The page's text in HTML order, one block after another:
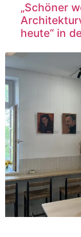
„Schöner
heute“ in